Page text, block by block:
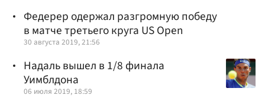
Федерер одержал разгромную победу
в матче третьего круга US Open
30 августа 2019, 21:56
Надаль вышел в 1/8 финала
Уимблдона
06 июля 2019, 18:59